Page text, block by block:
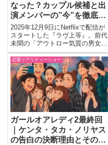
なった？カップル候補と出
演メンバーの”今”を徹底チ
ェック
2025年12月9日にNetflixで配信が
スタートした『ラヴ上等』。前代
未聞の「アウトロー気質の男女が
挑む恋愛リアリティショー」とし
て話題を呼び、配信開始から連日
SNSでトレンド入りするほどの
注目を集めています。私も第1話
から視聴していま...
恋愛リアリティーショー
ガールオアレディ2最終回
｜ケンタ・タカ・ノリヤス
の告白の決断理由とその後